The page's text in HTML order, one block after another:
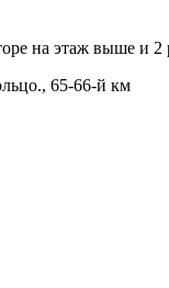
на этаж выше и 2
65-66-й км